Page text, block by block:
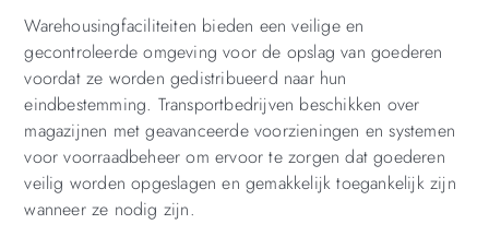
Warehousingfaciliteiten bieden een veilige en
gecontroleerde omgeving voor de opslag van goederen
voordat ze worden gedistribueerd naar hun
eindbestemming. Transportbedrijven beschikken over
magazijnen met geavanceerde voorzieningen en systemen
voor voorraadbeheer om ervoor te zorgen dat goederen
veilig worden opgeslagen en gemakkelijk toegankelijk zijn
wanneer ze nodig zijn.